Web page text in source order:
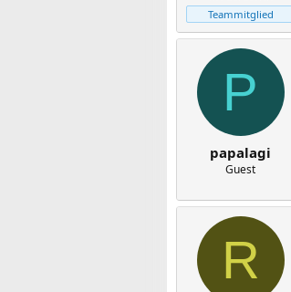
Teammitglied
P
papalagi
Guest
R